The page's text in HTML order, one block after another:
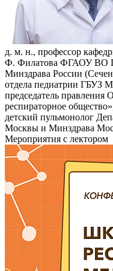
д. м. н., профессор
Ф. Филатова ФГАОУ ВО
Минздрава России
отдела педиатрии
председатель
респираторное
детский пульмонолог
Москвы и Минздрава
Мероприятия с лектором